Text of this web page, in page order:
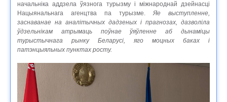
начальніка аддзела ўязнога турызму і міжнароднай дзейнасці
Нацыянальнага агенцтва па турызме. Яе выступленне,
заснаванае на аналітычных дадзеных і прагнозах, дазволіла
ўдзельнікам атрымаць поўнае ўяўленне аб дынаміцы
турыстычнага рынку Беларусі, яго моцных баках і
патэнцыяльных пунктах росту.